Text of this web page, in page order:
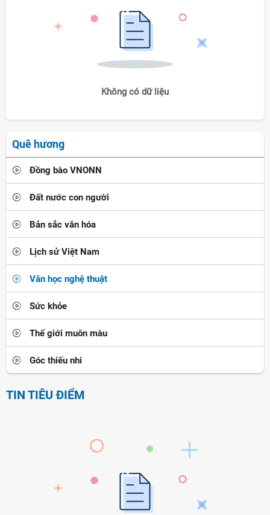
Không có dữ liệu
Quê hương
Đồng bào VNONN
Đất nước con người
Bản sắc văn hóa
Lịch sử Việt Nam
Văn học nghệ thuật
Sức khỏe
Thế giới muôn màu
Góc thiếu nhi
TIN TIÊU ĐIỂM